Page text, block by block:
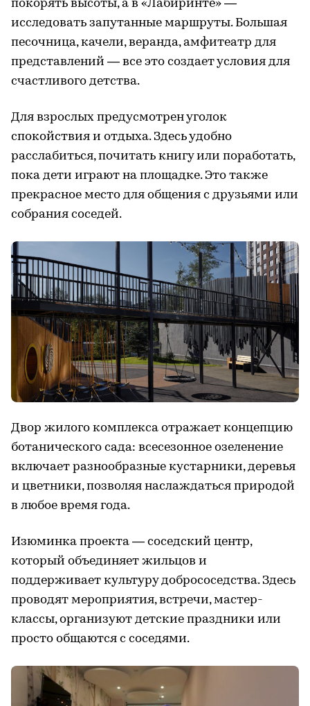
покорять высоты, а в «Лабиринте» —
исследовать запутанные маршруты. Большая
песочница, качели, веранда, амфитеатр для
представлений — все это создает условия для
счастливого детства.
Для взрослых предусмотрен уголок
спокойствия и отдыха. Здесь удобно
расслабиться, почитать книгу или поработать,
пока дети играют на площадке. Это также
прекрасное место для общения с друзьями или
собрания соседей.
Двор жилого комплекса отражает концепцию
ботанического сада: всесезонное озеленение
включает разнообразные кустарники, деревья
и цветники, позволяя наслаждаться природой
в любое время года.
Изюминка проекта — соседский центр,
который объединяет жильцов и
поддерживает культуру добрососедства. Здесь
проводят мероприятия, встречи, мастер-
классы, организуют детские праздники или
просто общаются с соседями.